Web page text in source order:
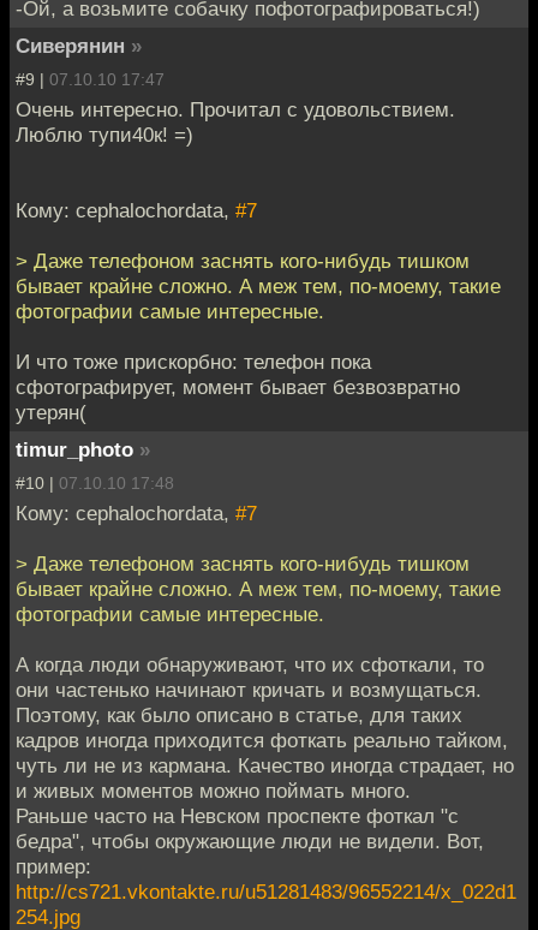
-Ой, а возьмите собачку пофотографироваться!)
Сиверянин »
#9 | 07.10.10 17:47
Очень интересно. Прочитал с удовольствием.
Люблю тупи40к! =)
Кому: cephalochordata, #7
> Даже телефоном заснять кого-нибудь тишком
бывает крайне сложно. А меж тем, по-моему, такие
фотографии самые интересные.
И что тоже прискорбно: телефон пока
сфотографирует, момент бывает безвозвратно
утерян(
timur_photo »
#10 | 07.10.10 17:48
Кому: cephalochordata, #7
> Даже телефоном заснять кого-нибудь тишком
бывает крайне сложно. А меж тем, по-моему, такие
фотографии самые интересные.
А когда люди обнаруживают, что их сфоткали, то
они частенько начинают кричать и возмущаться.
Поэтому, как было описано в статье, для таких
кадров иногда приходится фоткать реально тайком,
чуть ли не из кармана. Качество иногда страдает, но
и живых моментов можно поймать много.
Раньше часто на Невском проспекте фоткал "с
бедра", чтобы окружающие люди не видели. Вот,
пример:
http://cs721.vkontakte.ru/u51281483/96552214/x_022d1
254.jpg